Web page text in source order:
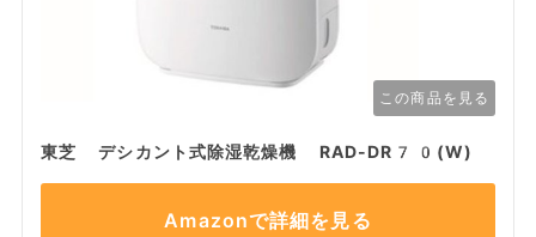
この商品を見る
東芝 デシカント式除湿乾燥機 RAD-DR70(W)
Amazonで詳細を見る